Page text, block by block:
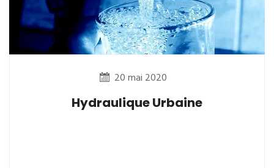
20 mai 2020
Hydraulique Urbaine